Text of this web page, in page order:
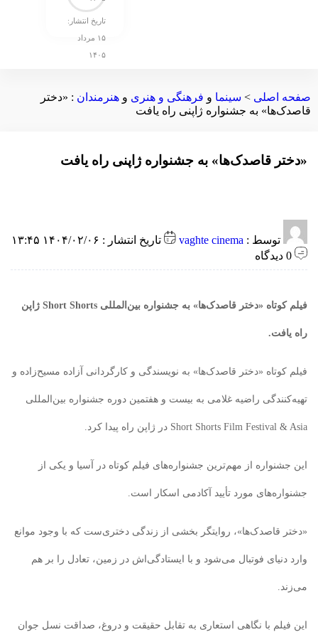
تاریخ انتشار:
۱۵ مرداد
۱۴۰۵
صفحه اصلی > سینما و فرهنگی و هنری و هنرمندان : «دختر
قاصدک‌ها» به جشنواره ژاپنی راه یافت
«دختر قاصدک‌ها» به جشنواره ژاپنی راه یافت
توسط : vaghte cinema
تاریخ انتشار : ۱۴۰۴/۰۲/۰۶ ۱۳:۴۵
فیلم کوتاه «دختر قاصدک‌ها» به جشنواره بین‌المللی Short Shorts ژاپن
راه یافت.
فیلم کوتاه «دختر قاصدک‌ها» به نویسندگی و کارگردانی آزاده مسیح‌زاده و
تهیه‌کنندگی راضیه غلامی به بیست و هفتمین دوره جشنواره بین‌المللی
Short Shorts Film Festival & Asia در ژاپن راه پیدا کرد.
این جشنواره از مهم‌ترین جشنواره‌های فیلم کوتاه در آسیا و یکی از
جشنواره‌های مورد تأیید آکادمی اسکار است.
«دختر قاصدک‌ها»، روایتگر بخشی از زندگی دختری‌ست که با وجود موانع
وارد دنیای فوتبال می‌شود و با ایستادگی‌اش در زمین، تعادل را بر هم
می‌زند.
این فیلم با نگاهی استعاری به تقابل حقیقت و دروغ، صداقت نسل جوان